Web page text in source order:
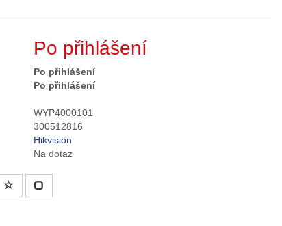
Po přihlášení
Po přihlášení
Po přihlášení
WYP4000101
300512816
Hikvision
Na dotaz